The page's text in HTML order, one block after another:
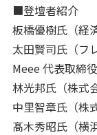
■登壇者紹介
板橋優樹氏（経
太田賢司氏（フ
Meee 代表取締役
林光邦氏（株式
中里智章氏（株
髙木秀昭氏（横